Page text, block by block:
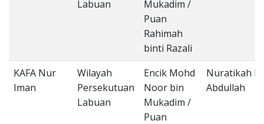
Labuan
Mukadim /
Puan
Rahimah
binti Razali
KAFA Nur
Iman
Wilayah
Persekutuan
Labuan
Encik Mohd
Noor bin
Mukadim /
Puan
Nuratikah
Abdullah